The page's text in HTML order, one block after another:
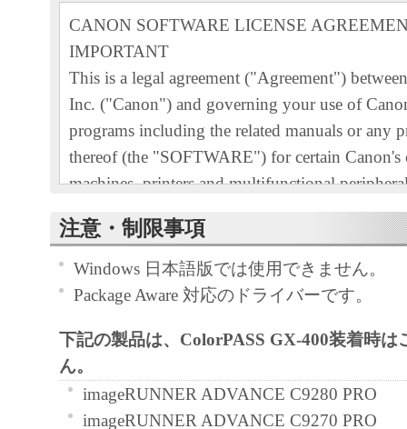
CANON SOFTWARE LICENSE
IMPORTANT
This is a legal agreement ("Agreement")
Inc. ("Canon") and governing your use of
programs including the related manuals or any
thereof (the "SOFTWARE") for certain Canon's
machines, printers and multifunctional
READ CAREFULLY AND UNDERSTAND
RIGHTS AND RESTRICTIONS
AGREEMENT BEFORE INSTALLING THE
ACCEPTANCE AS STATED BELOW OR
SOFTWARE, YOU AGREE TO BE BOUND
AND CONDITIONS OF THIS
NOT AGREE TO THE FOLLOWING
注意・制限事項
Windows 日本語版では使用できません。
Package Aware 対応のドライバーです。
下記の製品は、ColorPASS GX-400装着時は
ん。
imageRUNNER ADVANCE C9280 PRO
imageRUNNER ADVANCE C9270 PRO